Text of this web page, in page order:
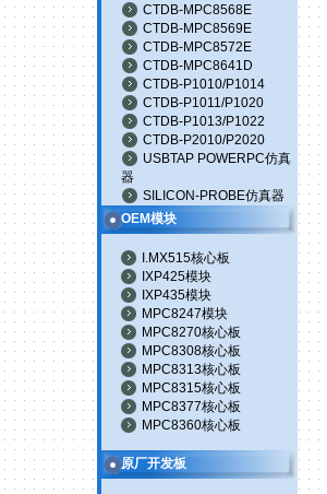
CTDB-MPC8568E
CTDB-MPC8569E
CTDB-MPC8572E
CTDB-MPC8641D
CTDB-P1010/P1014
CTDB-P1011/P1020
CTDB-P1013/P1022
CTDB-P2010/P2020
USBTAP POWERPC仿真
器
SILICON-PROBE仿真器
OEM模块
I.MX515核心板
IXP425模块
IXP435模块
MPC8247模块
MPC8270核心板
MPC8308核心板
MPC8313核心板
MPC8315核心板
MPC8377核心板
MPC8360核心板
原厂开发板